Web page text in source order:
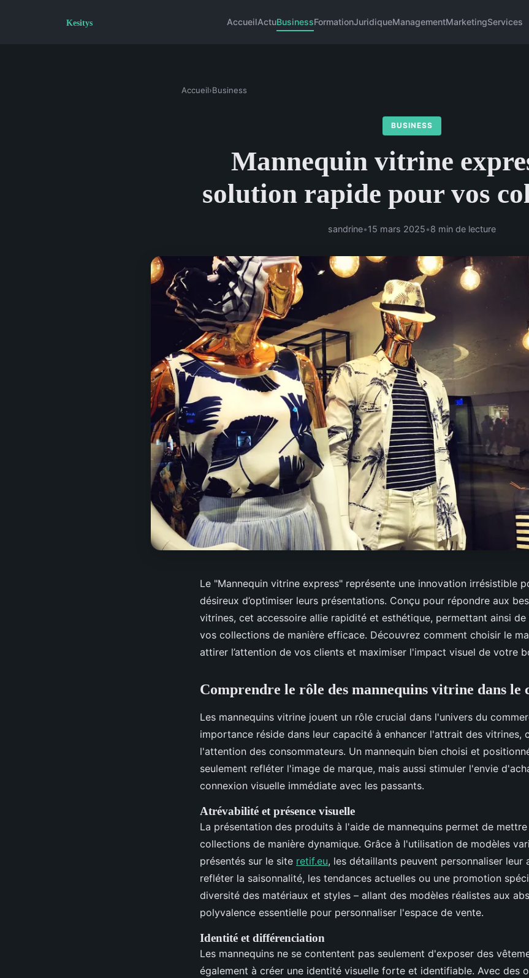
AccueilActuBusinessFormationJuridiqueManagementMarketingServices
Accueil›Business
BUSINESS
Mannequin vitrine
solution rapide pour vos
sandrine•15 mars 2025•8 min de lecture
Le "Mannequin vitrine express" représente une innovation irrésistible
désireux d’optimiser leurs présentations. Conçu pour répondre aux
vitrines, cet accessoire allie rapidité et esthétique, permettant ainsi
vos collections de manière efficace. Découvrez comment choisir le
attirer l’attention de vos clients et maximiser l'impact visuel de votre
Comprendre le rôle des mannequins vitrine dans le
Les mannequins vitrine jouent un rôle crucial dans l'univers du
importance réside dans leur capacité à enhancer l'attrait des vitrines,
l'attention des consommateurs. Un mannequin bien choisi et
seulement refléter l'image de marque, mais aussi stimuler l'envie
connexion visuelle immédiate avec les passants.
Atrévabilité et présence visuelle
La présentation des produits à l'aide de mannequins permet de
collections de manière dynamique. Grâce à l'utilisation de modèles
présentés sur le site retif.eu, les détaillants peuvent personnaliser leur
refléter la saisonnalité, les tendances actuelles ou une promotion
diversité des matériaux et styles – allant des modèles réalistes aux
polyvalence essentielle pour personnaliser l'espace de vente.
Identité et différenciation
Les mannequins ne se contentent pas seulement d'exposer des
également à créer une identité visuelle forte et identifiable. Avec des